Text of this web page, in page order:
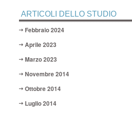
ARTICOLI DELLO STUDIO
Febbraio 2024
Aprile 2023
Marzo 2023
Novembre 2014
Ottobre 2014
Luglio 2014